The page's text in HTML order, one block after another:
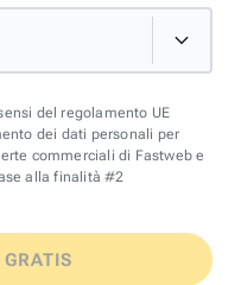
del regolamento UE
dei dati personali per
commerciali di Fastweb e
alla finalità #2